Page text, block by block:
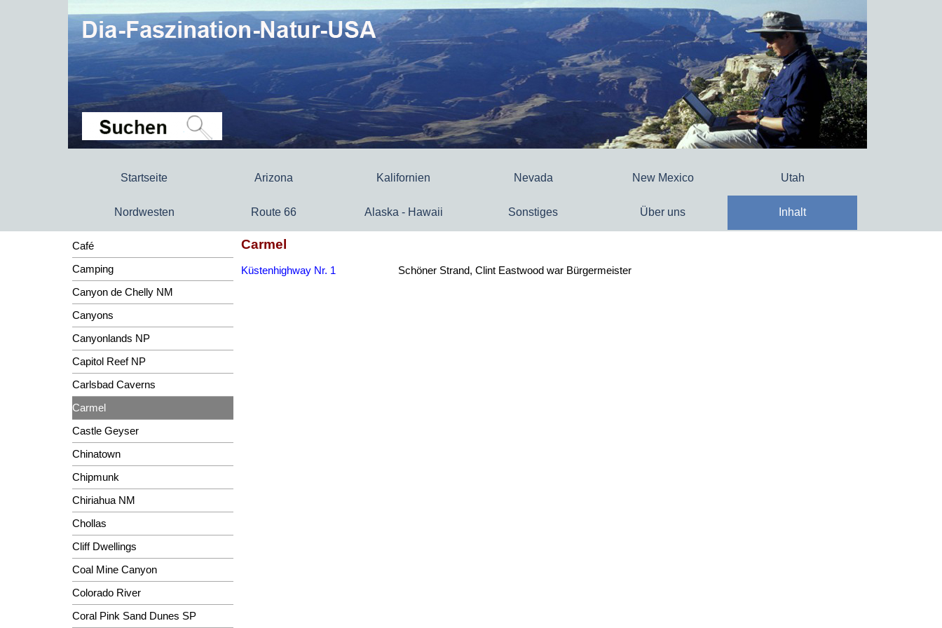
Startseite Arizona Kalifornien Nevada New Mexico Utah
Nordwesten Route 66 Alaska - Hawaii Sonstiges Über uns Inhalt
Café
Camping
Canyon de Chelly NM
Canyons
Canyonlands NP
Capitol Reef NP
Carlsbad Caverns
Carmel
Castle Geyser
Chinatown
Chipmunk
Chiriahua NM
Chollas
Cliff Dwellings
Coal Mine Canyon
Colorado River
Coral Pink Sand Dunes SP
Carmel
Küstenhighway Nr. 1 Schöner Strand, Clint Eastwood war Bürgermeister